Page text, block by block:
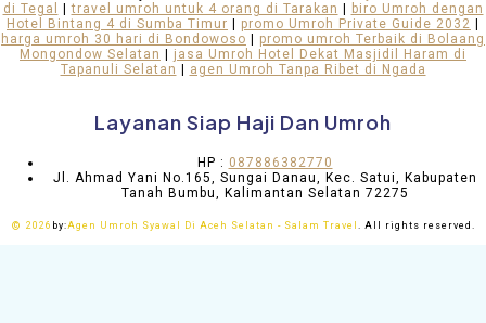
di Tegal
|travel umroh untuk 4 orang di Tarakan
biro Umroh dengan
Hotel Bintang 4 di Sumba Timur
promo Umroh Private Guide 2032
harga umroh 30 hari di Bondowoso
promo umroh Terbaik di Bolaang
Mongondow Selatan
jasa Umroh Hotel Dekat Masjidil Haram di
Tapanuli Selatan
agen Umroh Tanpa Ribet di Ngada
Layanan Siap Haji Dan Umroh
HP : 087886382770
Jl. Ahmad Yani No.165, Sungai Danau, Kec. Satui, Kabupaten
Tanah Bumbu, Kalimantan Selatan 72275
© 2026 by:Agen Umroh Syawal Di Aceh Selatan - Salam Travel . All rights reserved.